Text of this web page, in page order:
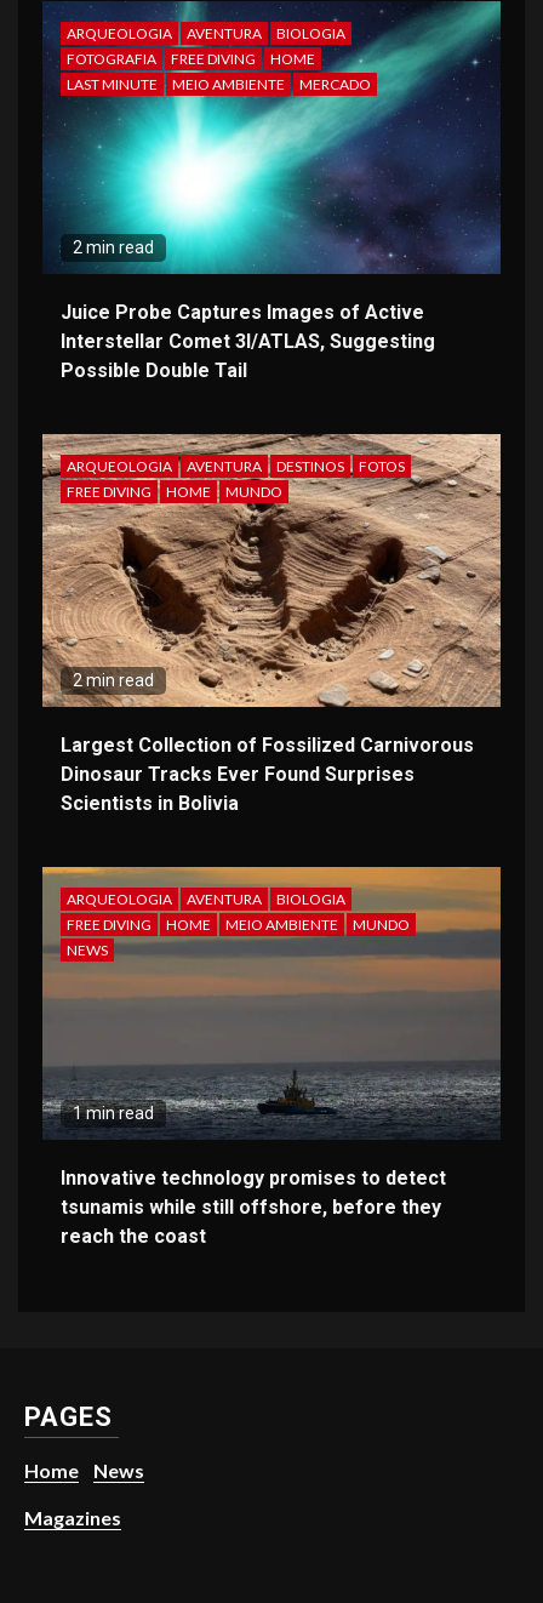
ARQUEOLOGIA AVENTURA
BIOLOGIA
FOTOGRAFIA
FREE DIVING
HOME
LAST MINUTE
MEIO AMBIENTE MERCADO
2 min read
Juice Probe Captures Images of Active
Interstellar Comet 3I/ATLAS, Suggesting
Possible Double Tail
ARQUEOLOGIA AVENTURA DESTINOS
FOTOS
FREE DIVING
HOME MUNDO
2 min read
Largest Collection of Fossilized Carnivorous
Dinosaur Tracks Ever Found Surprises
Scientists in Bolivia
ARQUEOLOGIA AVENTURA
BIOLOGIA
FREE DIVING
HOME MEIO AMBIENTE
MUNDO
NEWS
1 min read
Innovative technology promises to detect
tsunamis while still offshore, before they
reach the coast
PAGES
Home News
Magazines